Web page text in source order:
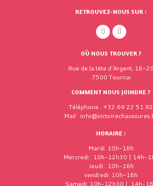
RETROUVEZ-NOUS SUR :
OÙ NOUS TROUVER ?
Rue de la tête d'Argent, 18-20
7500 Tournai
COMMENT NOUS JOINDRE ?
Téléphone : +32 69 22 51 92
Mail :
HORAIRE :
Mardi: 10h-18h
Mercredi : 10h-12h30 | 14h-
Jeudi : 10h-18h
vendredi: 10h-18h
Samedi: 10h-12h30 | 14h-